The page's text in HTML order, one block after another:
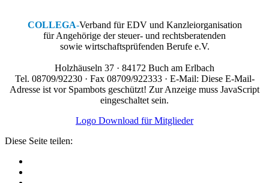
COLLEGA-Verband für EDV und Kanzleiorganisation
für Angehörige der steuer- und rechtsberatenden
sowie wirtschaftsprüfenden Berufe e.V.
Holzhäuseln 37 · 84172 Buch am Erlbach
Tel. 08709/92230 · Fax 08709/922333 · E-Mail: Diese E-Mail-
Adresse ist vor Spambots geschützt! Zur Anzeige muss JavaScript
eingeschaltet sein.
Logo Download für Mitglieder
Diese Seite teilen: